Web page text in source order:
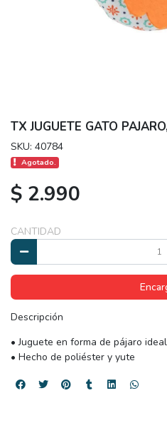
TX JUGUETE GATO
SKU: 40784
Agotado.
$ 2.990
CANTIDAD
Descripción
• Juguete en forma de pájaro
• Hecho de poliéster y yute